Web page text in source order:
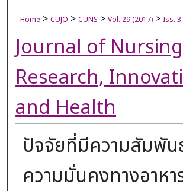
Home > CUJO > CUNS > Vol. 29 (2017) > Iss. 3
Journal of Nursing
Research,
and Health
ปัจจัยที่มีความสัมพัน
ความมั่นคงทางอาหา